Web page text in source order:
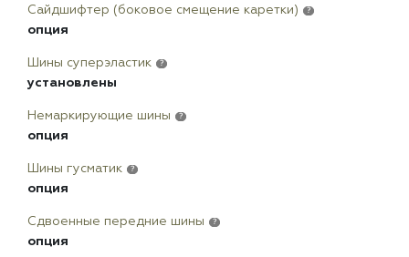
Сайдшифтер (боковое смещение каретки) ?
опция
Шины суперэластик ?
установлены
Немаркирующие шины ?
опция
Шины гусматик ?
опция
Сдвоенные передние шины ?
опция